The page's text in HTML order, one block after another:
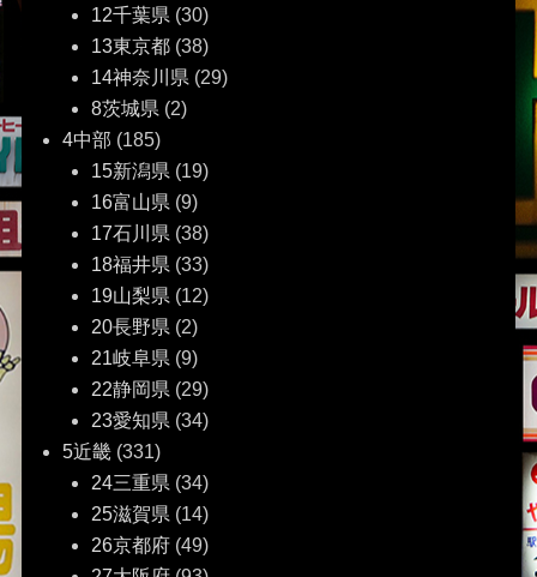
12千葉県 (30)
13東京都(38)
14神奈川県 (29)
8茨城県 (2)
4中部 (185)
15新潟県 (19)
16富山県 (9)
17石川県 (38)
18福井県 (33)
19山梨県 (12)
20長野県 (2)
21岐阜県 (9)
22静岡県 (29)
23愛知県 (34)
5近畿(331)
24三重県 (34)
25滋賀県 (14)
26京都府(49)